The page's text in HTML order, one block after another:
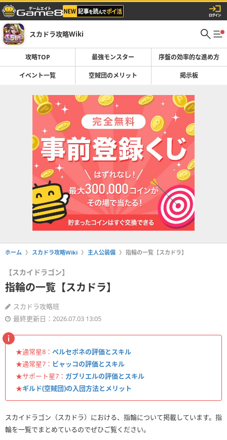
スカドラ攻略Wiki
攻略TOP 最強モンスター 序盤の効率的な進め方
イベント一覧 空賊団のメリット 掲示板
ホーム スカドラ攻略Wiki 主人公装備 指輪の一覧【スカドラ】
【スカイドラゴン】
指輪の一覧【スカドラ】
スカドラ攻略班
最終更新日：2026.07.03 13:05
★通常星8： ペルセポネの評価とスキル
★通常星7： ビャッコの評価とスキル
★サポート星7： ガブリエルの評価とスキル
★ギルド(空賊団)の入団方法とメリット
スカイドラゴン（スカドラ）における、指輪について掲載しています。指
輪を一覧でまとめているのでぜひご覧ください。